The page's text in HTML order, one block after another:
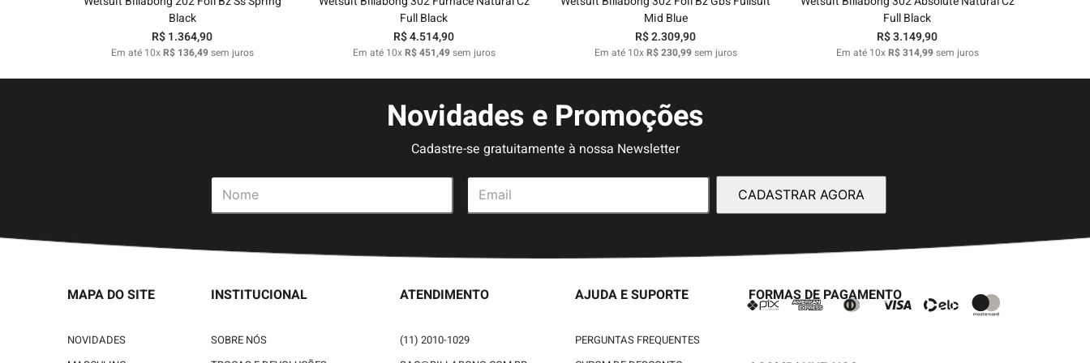
Black
R$1.364,90
Em até 10xR$ 136,49sem juros
Full Black
R$4.514,90
Em até 10xR$451,49sem juros
Mid Blue
R$2.309,90
Em até 10xR$230,99sem juros
Full Black
R$3.149,90
Em até 10xR$314,99sem juros
Novidades e Promoções
Cadastre-se gratuitamente à nossa Newsletter
CADASTRAR AGORA
MAPA DO SITE
NOVIDADES
INSTITUCIONAL
SOBRE NÓS
ATENDIMENTO
(11) 2010-1029
AJUDA E SUPORTE
PERGUNTAS FREQUENTES
FORMAS DE PAGAMENTO